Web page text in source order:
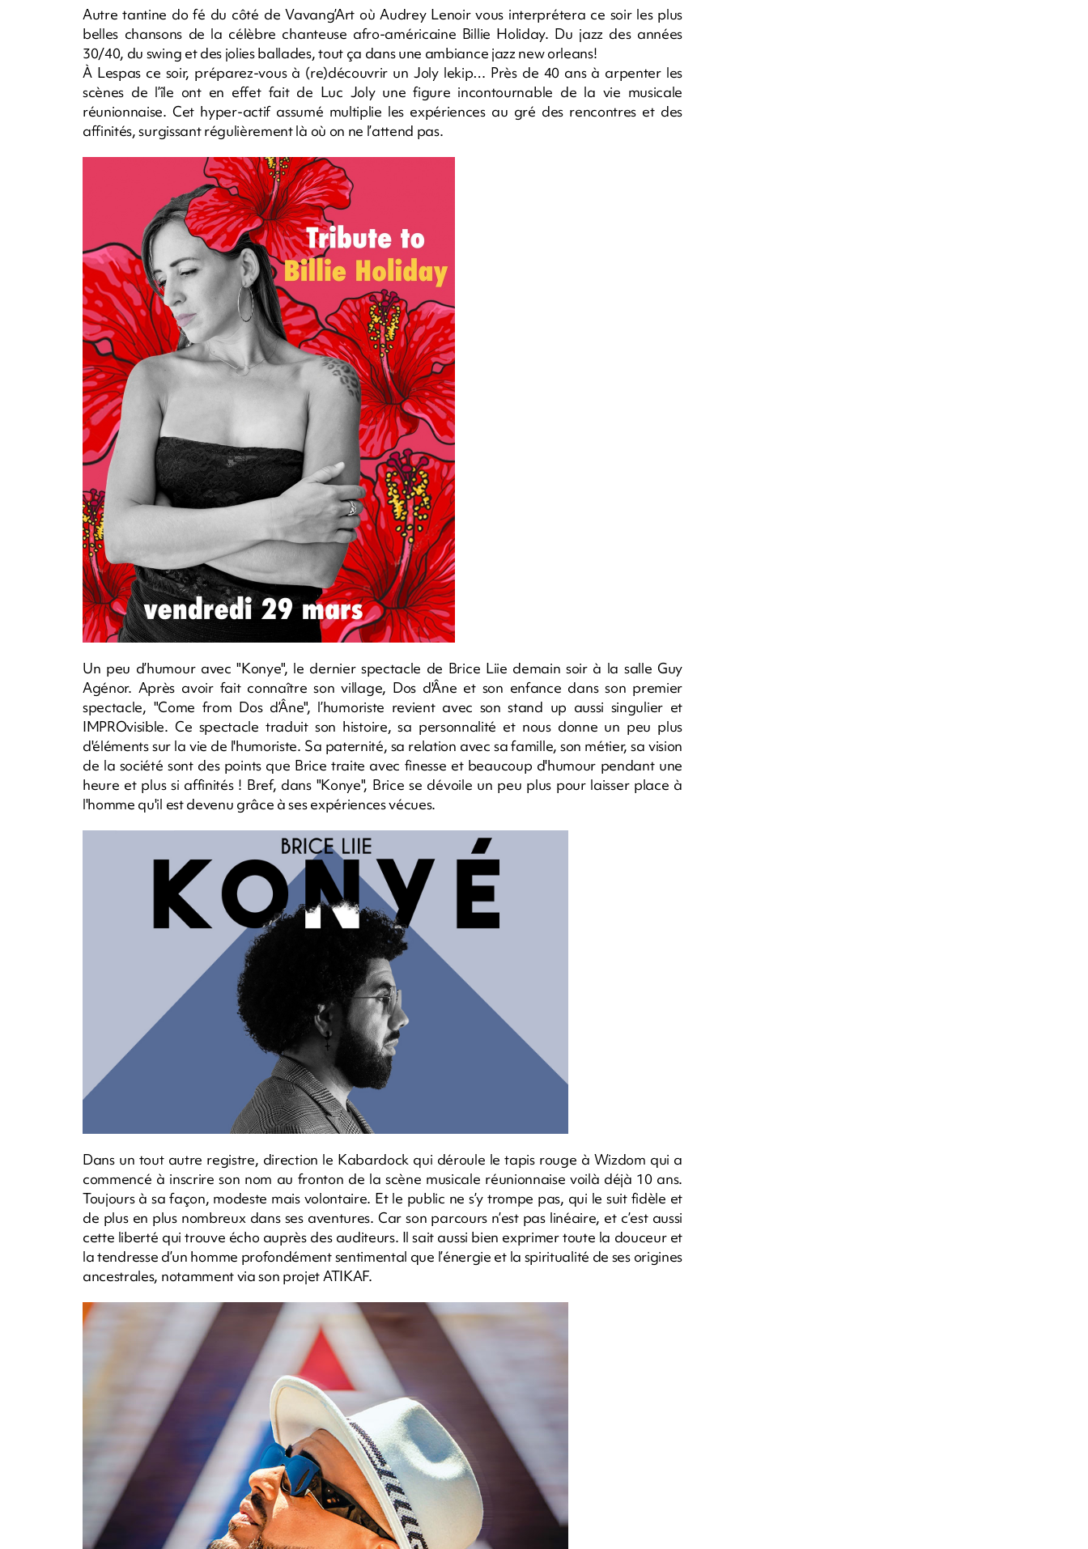
Autre tantine do fé du côté de Vavang’Art où Audrey Lenoir vous interprétera ce soir les plus
belles chansons de la célèbre chanteuse afro-américaine Billie Holiday. Du jazz des années
30/40, du swing et des jolies ballades, tout ça dans une ambiance jazz new orleans!
À Lespas ce soir, préparez-vous à (re)découvrir un Joly lekip… Près de 40 ans à arpenter les
scènes de l’île ont en effet fait de Luc Joly une figure incontournable de la vie musicale
réunionnaise. Cet hyper-actif assumé multiplie les expériences au gré des rencontres et des
affinités, surgissant régulièrement là où on ne l’attend pas.
Un peu d’humour avec "Konye", le dernier spectacle de Brice Liie demain soir à la salle Guy
Agénor. Après avoir fait connaître son village, Dos d'Âne et son enfance dans son premier
spectacle, "Come from Dos d’Âne", l’humoriste revient avec son stand up aussi singulier et
IMPROvisible. Ce spectacle traduit son histoire, sa personnalité et nous donne un peu plus
d'éléments sur la vie de l'humoriste. Sa paternité, sa relation avec sa famille, son métier, sa vision
de la société sont des points que Brice traite avec finesse et beaucoup d'humour pendant une
heure et plus si affinités ! Bref, dans "Konye", Brice se dévoile un peu plus pour laisser place à
l'homme qu'il est devenu grâce à ses expériences vécues.
Dans un tout autre registre, direction le Kabardock qui déroule le tapis rouge à Wizdom qui a
commencé à inscrire son nom au fronton de la scène musicale réunionnaise voilà déjà 10 ans.
Toujours à sa façon, modeste mais volontaire. Et le public ne s’y trompe pas, qui le suit fidèle et
de plus en plus nombreux dans ses aventures. Car son parcours n’est pas linéaire, et c’est aussi
cette liberté qui trouve écho auprès des auditeurs. Il sait aussi bien exprimer toute la douceur et
la tendresse d’un homme profondément sentimental que l’énergie et la spiritualité de ses origines
ancestrales, notamment via son projet ATIKAF.